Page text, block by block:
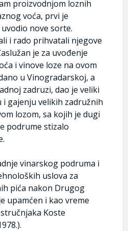
proizvodnjom loznih
voća, prvi je
nove sorte.
i rado prihvatali njegove
je za uvođenje
i vinove loze na ovom
u Vinogradarskoj, a
zadruzi, dao je veliki
gajenju velikih zadružnih
lozom, sa kojih je dugi
podrume stizalo
vinarskog podruma i
uslova za
pića nakon Drugog
upamćen i kao vreme
Koste